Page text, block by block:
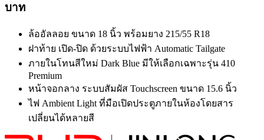
บาท
ล้ออัลลอย ขนาด 18 นิ้ว พร้อมยาง 215/55 R18
ฝาท้าย เปิด-ปิด ด้วยระบบไฟฟ้า Automatic Tailgate
ภายในโทนสีใหม่ Dark Blue มีให้เลือกเฉพาะรุ่น 410
Premium
หน้าจอกลาง ระบบสัมผัส Touchscreen ขนาด 15.6 นิ้ว
ไฟ Ambient Light ที่มือเปิดประตูภายในห้องโดยสาร
เปลี่ยนได้หลายสี